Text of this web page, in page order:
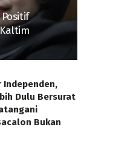
Independen,
Dulu Bersurat
Bukan